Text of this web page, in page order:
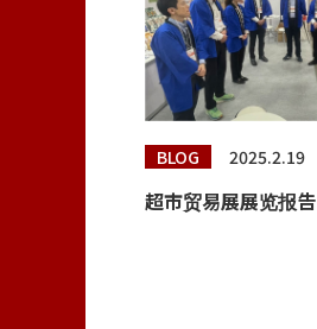
BLOG 2025.2.19
超市贸易展展览报告